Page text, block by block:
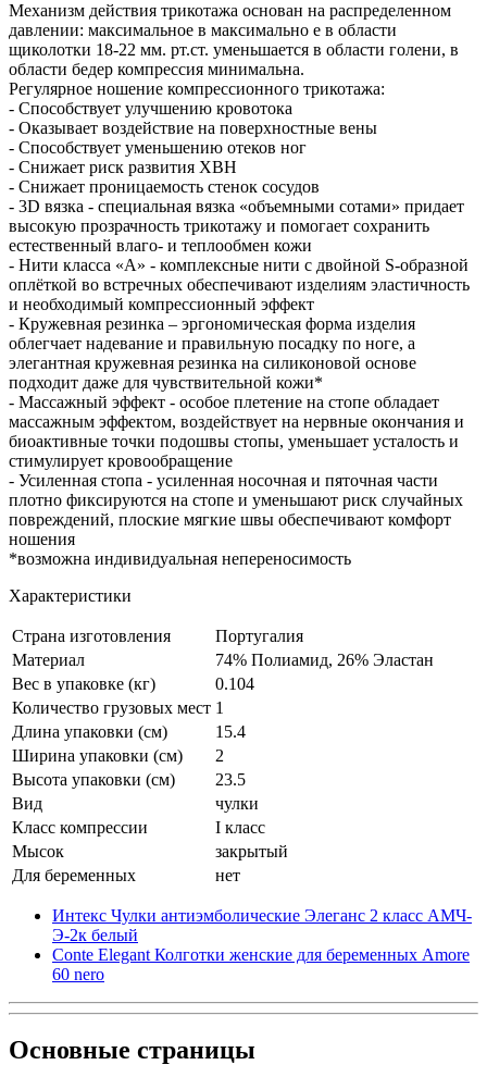
Механизм действия трикотажа основан на распределенном
давлении: максимальное в максимально е в области
щиколотки 18-22 мм. рт.ст. уменьшается в области голени, в
области бедер компрессия минимальна.
Регулярное ношение компрессионного трикотажа:
- Способствует улучшению кровотока
- Оказывает воздействие на поверхностные вены
- Способствует уменьшению отеков ног
- Снижает риск развития ХВН
- Снижает проницаемость стенок сосудов
- 3D вязка - специальная вязка «объемными сотами» придает
высокую прозрачность трикотажу и помогает сохранить
естественный влаго- и теплообмен кожи
- Нити класса «А» - комплексные нити с двойной S-образной
оплёткой во встречных обеспечивают изделиям эластичность
и необходимый компрессионный эффект
- Кружевная резинка – эргономическая форма изделия
облегчает надевание и правильную посадку по ноге, а
элегантная кружевная резинка на силиконовой основе
подходит даже для чувствительной кожи*
- Массажный эффект - особое плетение на стопе обладает
массажным эффектом, воздействует на нервные окончания и
биоактивные точки подошвы стопы, уменьшает усталость и
стимулирует кровообращение
- Усиленная стопа - усиленная носочная и пяточная части
плотно фиксируются на стопе и уменьшают риск случайных
повреждений, плоские мягкие швы обеспечивают комфорт
ношения
*возможна индивидуальная непереносимость
Характеристики
Страна изготовления
Португалия
Материал
74% Полиамид, 26% Эластан
Вес в упаковке (кг)
0.104
Количество грузовых мест 1
Длина упаковки (см)
15.4
Ширина упаковки (см)
2
Высота упаковки (см)
23.5
Вид
чулки
Класс компрессии
I класс
Мысок
закрытый
Для беременных
нет
Интекс Чулки антиэмболические Элеганс 2 класс АМЧ-
Э-2к белый
Conte Elegant Колготки женские для беременных Amore
60 nero
Основные страницы